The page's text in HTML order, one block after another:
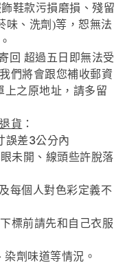
鞋款污損磨損、殘留
味、洗劑 )等，恕無法
回 超過五日即無法受
我們將會跟您補收郵資
之原地址， 請多留
貨 ：
誤差3公分內
未開、線頭些許脫落
及每個人對色彩定義不
下標前請先和自己衣服
劑味道等情況。